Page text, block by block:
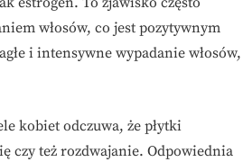
włosów, co jest pozytywnym
i intensywne wypadanie włosów,
kobiet odczuwa, że płytki
czy też rozdwajanie. Odpowiednia